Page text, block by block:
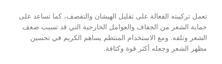
تعمل تركيبته الفعالة على تقليل الهيشان والتقصف، كما تساعد على
حماية الشعر من الجفاف والعوامل الخارجية التي قد تسبب ضعف
الشعر وتلفه. ومع الاستخدام المنتظم يساهم الكريم في تحسين
مظهر الشعر وجعله أكثر قوة وكثافة.